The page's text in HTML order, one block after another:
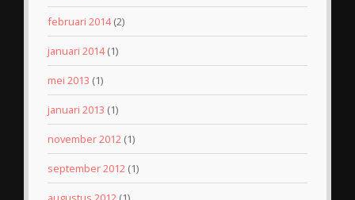
februari 2014(2)
januari 2014(1)
mei 2013 (1)
januari 2013 (1)
november 2012 (1)
september 2012 (1)